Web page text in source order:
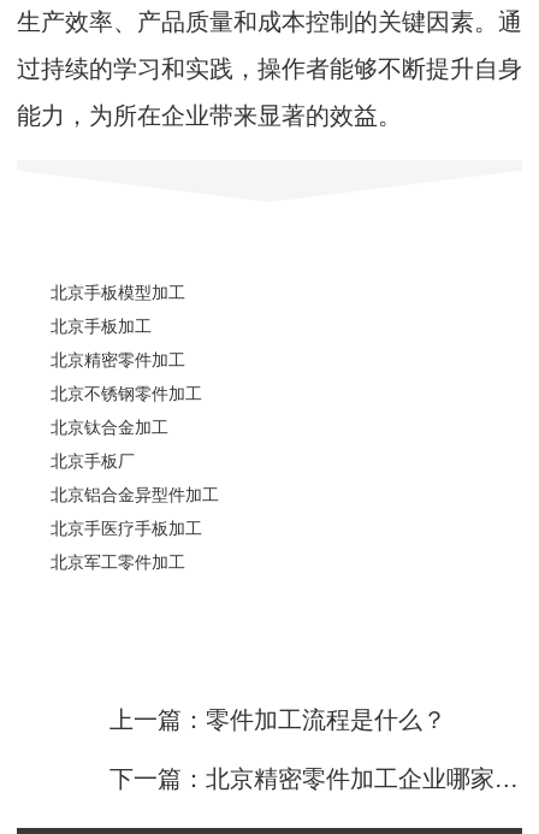
生产效率、产品质量和成本控制的关键因素。通
过持续的学习和实践，操作者能够不断提升自身
能力，为所在企业带来显著的效益。
北京手板模型加工
北京手板加工
北京精密零件加工
北京不锈钢零件加工
北京钛合金加工
北京手板厂
北京铝合金异型件加工
北京手医疗手板加工
北京军工零件加工
上一篇：零件加工流程是什么？
下一篇：北京精密零件加工企业哪家好？如何选择？